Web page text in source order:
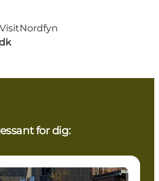
VisitNordfyn
for dig: